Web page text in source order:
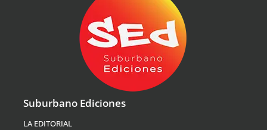
Suburbano Ediciones
LA EDITORIAL